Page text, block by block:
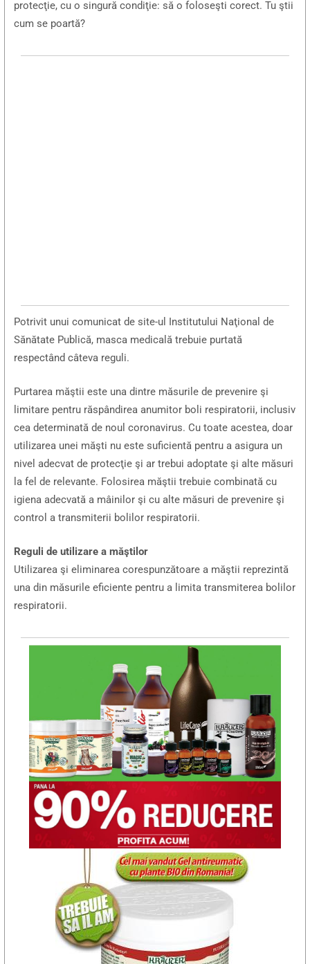
protecţie, cu o singură condiţie: să o foloseşti corect. Tu ştii
cum se poartă?
Potrivit unui comunicat de site-ul Institutului Naţional de
Sănătate Publică, masca medicală trebuie purtată
respectând câteva reguli.
Purtarea măştii este una dintre măsurile de prevenire şi
limitare pentru răspândirea anumitor boli respiratorii, inclusiv
cea determinată de noul coronavirus. Cu toate acestea, doar
utilizarea unei măşti nu este suficientă pentru a asigura un
nivel adecvat de protecţie şi ar trebui adoptate şi alte măsuri
la fel de relevante. Folosirea măştii trebuie combinată cu
igiena adecvată a mâinilor şi cu alte măsuri de prevenire şi
control a transmiterii bolilor respiratorii.
Reguli de utilizare a măştilor
Utilizarea şi eliminarea corespunzătoare a măştii reprezintă
una din măsurile eficiente pentru a limita transmiterea bolilor
respiratorii.